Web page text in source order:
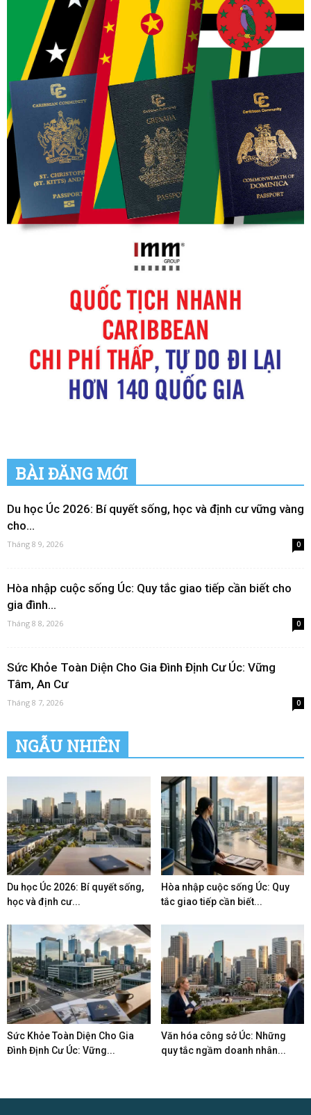
BÀI ĐĂNG MỚI
Du học Úc 2026: Bí quyết sống, học và định cư vững vàng
cho...
Tháng 8 9, 2026 0
Hòa nhập cuộc sống Úc: Quy tắc giao tiếp cần biết cho
gia đình...
Tháng 8 8, 2026 0
Sức Khỏe Toàn Diện Cho Gia Đình Định Cư Úc: Vững
Tâm, An Cư
Tháng 8 7, 2026 0
NGẪU NHIÊN
Du học Úc 2026: Bí quyết sống,
học và định cư...
Hòa nhập cuộc sống Úc: Quy
tắc giao tiếp cần biết...
Sức Khỏe Toàn Diện Cho Gia
Đình Định Cư Úc: Vững...
Văn hóa công sở Úc: Những
quy tắc ngầm doanh nhân...